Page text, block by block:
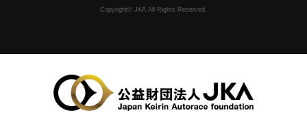
Copyright© JKA.All Rights Reserved.